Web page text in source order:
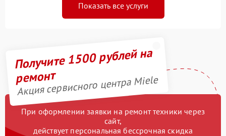
Показать все услуги
Получите 1500 рублей на
ремонт
Акция сервисного центра Miele
При оформлении заявки на ремонт техники через
сайт,
действует персональная бессрочная скидка